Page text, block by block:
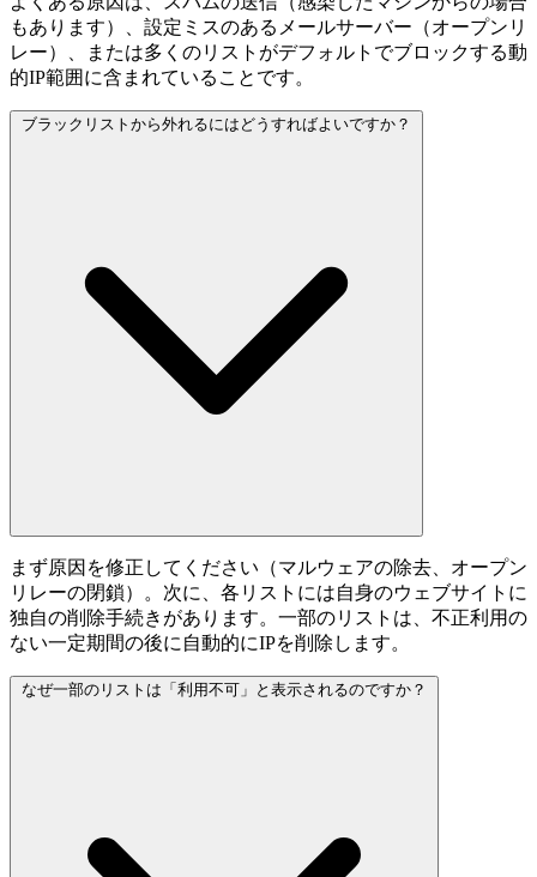
もあります）、設定ミスのあるメールサーバー（オープンリ
レー）、または多くのリストがデフォルトでブロックする動
的IP範囲に含まれていることです。
ブラックリストから外れるにはどうすればよいですか？
まず原因を修正してください（マルウェアの除去、オープン
リレーの閉鎖）。次に、各リストには自身のウェブサイトに
独自の削除手続きがあります。一部のリストは、不正利用の
ない一定期間の後に自動的にIPを削除します。
なぜ一部のリストは「利用不可」と表示されるのですか？